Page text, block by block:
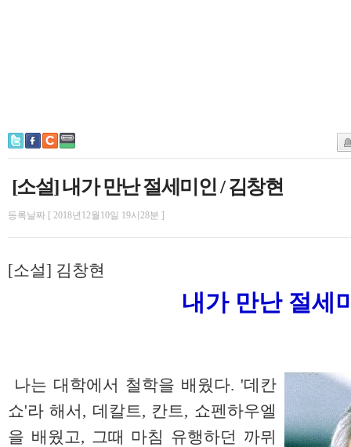
[소설] 내가 만난 절세미인 / 김창현
등록날짜 [ 2018년12월10일 19시28분 ]
[소설] 김창현
내가 만난 절세
나는 대학에서 철학을 배웠다. '데칸
쇼'라 해서, 데칼트, 칸트, 쇼펜하우엘
을 배웠고, 그때 마침 유행하던 까뮈